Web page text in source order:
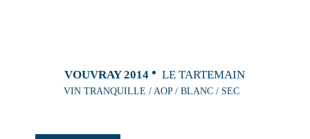
VOUVRAY 2014 LE TARTEMAIN
VIN TRANQUILLE / AOP / BLANC / SEC